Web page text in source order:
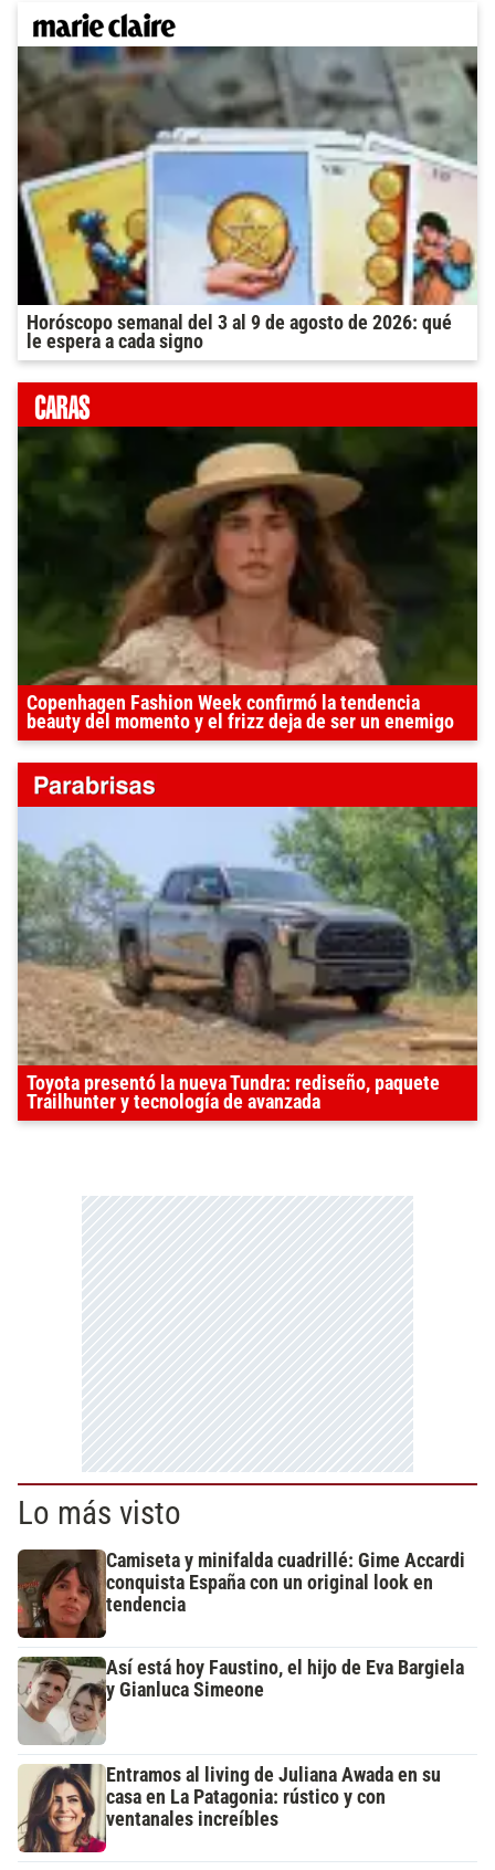
Horóscopo semanal del 3 al 9 de agosto de 2026: qué
le espera a cada signo
Copenhagen Fashion Week confirmó la tendencia
beauty del momento y el frizz deja de ser un enemigo
Toyota presentó la nueva Tundra: rediseño, paquete
Trailhunter y tecnología de avanzada
Lo más visto
Camiseta y minifalda cuadrillé: Gime Accardi
conquista España con un original look en
tendencia
Así está hoy Faustino, el hijo de Eva Bargiela
y Gianluca Simeone
Entramos al living de Juliana Awada en su
casa en La Patagonia: rústico y con
ventanales increíbles